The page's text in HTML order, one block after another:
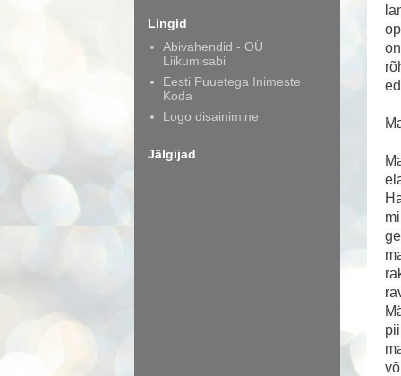
Lingid
Abivahendid - OÜ
Liikumisabi
Eesti Puuetega Inimeste
Koda
Logo disainimine
Jälgijad